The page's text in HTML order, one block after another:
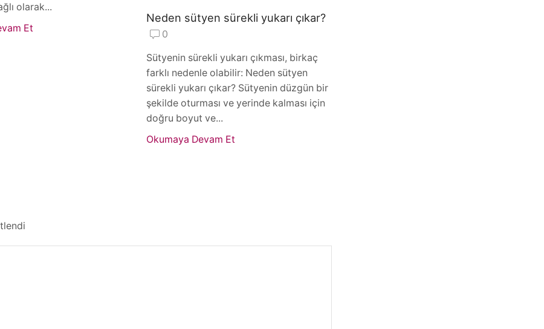
olarak...
Et
Neden sütyen sürekli yukarı çıkar?
0
Sütyenin sürekli yukarı çıkması, birkaç
farklı nedenle olabilir: Neden sütyen
sürekli yukarı çıkar? Sütyenin düzgün bir
şekilde oturması ve yerinde kalması için
doğru boyut ve...
Okumaya Devam Et